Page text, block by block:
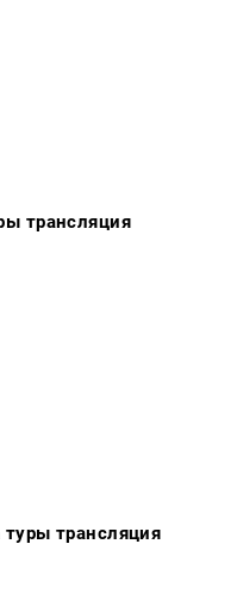
трансляция
трансляция